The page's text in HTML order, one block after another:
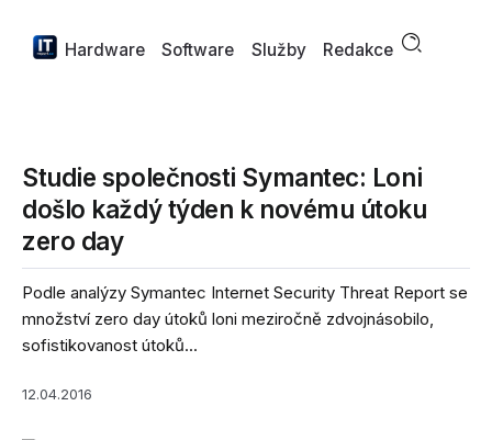
Hardware Software Služby Redakce
Studie společnosti Symantec: Loni
došlo každý týden k novému útoku
zero day
Podle analýzy Symantec Internet Security Threat Report se
množství zero day útoků loni meziročně zdvojnásobilo,
sofistikovanost útoků...
12.04.2016